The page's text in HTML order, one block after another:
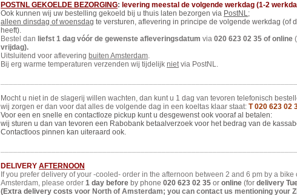
POSTNL GEKOELDE BEZORGING: levering meestal de volgende werkdag (1-2
Ook kunnen wij uw bestelling gekoeld bij u thuis laten bezorgen via PostNL;
alleen dinsdag of woensdag te versturen, aflevering in principe de volgende werkdag (of
heeft).
Bestel dan liefst 1 dag vóór de gewenste afleveringsdatum via 020 623 02 35 of online
vrijdag).
Uitsluitend voor aflevering buiten Amsterdam.
Bij erg warme temperaturen verzenden wij tijdelijk nietvia PostNL.
Mocht u niet in de slagerij willen wachten, dan kunt u 1 dag van tevoren telefonisch
wij zorgen er dan voor dat alles de volgende dag in een koeltas klaar staat: T 020 623 02
Voor een en snelle en contactloze pickup kunt u desgewenst ook vooraf al betalen:
wij sturen u dan van tevoren een Rabobank betaalverzoek voor het bedrag van de
Contactloos pinnen kan uiteraard ook.
DELIVERY AFTERNOON
If you prefer delivery of your -cooled- order in the afternoon between 2 and 6 pm by a
Amsterdam, please order 1 day before by phone 020 623 02 35 or online (for delivery
(Extra delivery costs voor North of Amsterdam; you can contact us mentioning your